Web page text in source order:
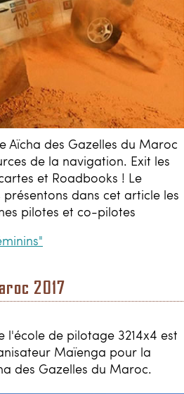
Aïcha des Gazelles du Maroc
de la navigation. Exit les
et Roadbooks ! Le
dans cet article les
pilotes et co-pilotes
2017
l'école de pilotage 3214x4 est
Maïenga pour la
des Gazelles du Maroc.